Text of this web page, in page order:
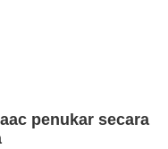
penukar secara